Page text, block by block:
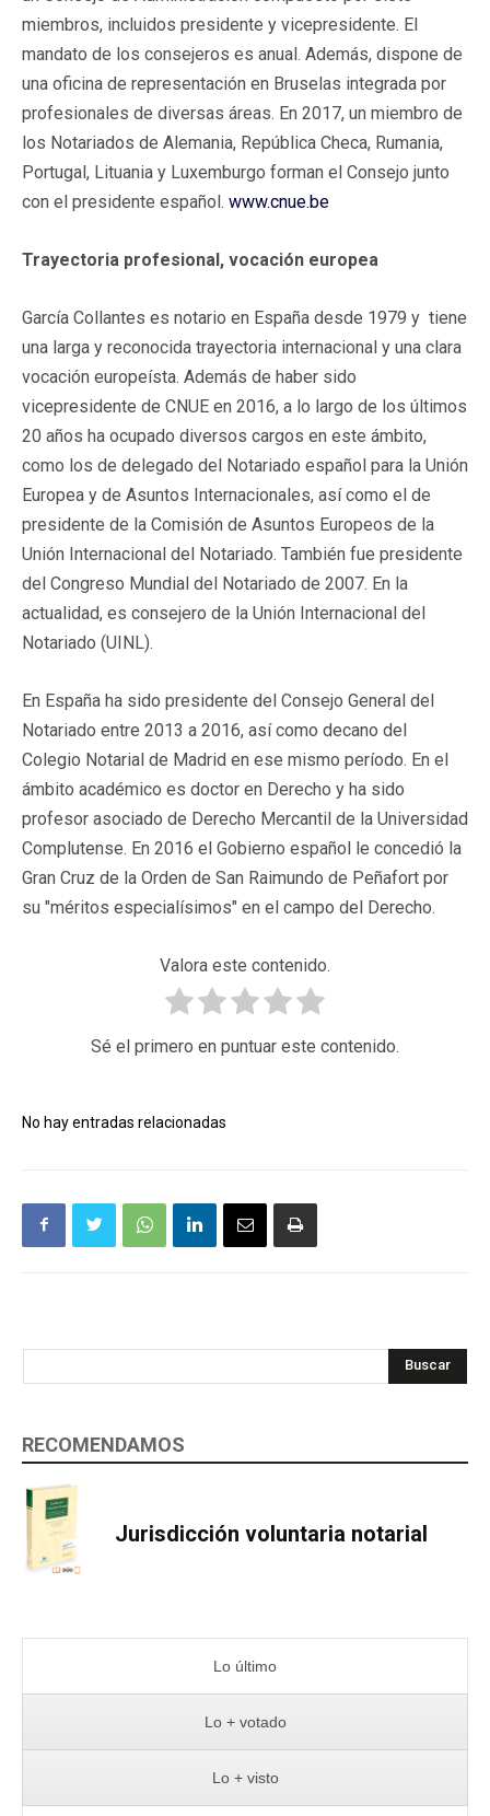
miembros, incluidos presidente y vicepresidente. El
mandato de los consejeros es anual. Además, dispone de
una oficina de representación en Bruselas integrada por
profesionales de diversas áreas. En 2017, un miembro de
los Notariados de Alemania, República Checa, Rumania,
Portugal, Lituania y Luxemburgo forman el Consejo junto
con el presidente español. www.cnue.be
Trayectoria profesional, vocación europea
García Collantes es notario en España desde 1979 y tiene
una larga y reconocida trayectoria internacional y una clara
vocación europeísta. Además de haber sido
vicepresidente de CNUE en 2016, a lo largo de los últimos
20 años ha ocupado diversos cargos en este ámbito,
como los de delegado del Notariado español para la Unión
Europea y de Asuntos Internacionales, así como el de
presidente de la Comisión de Asuntos Europeos de la
Unión Internacional del Notariado. También fue presidente
del Congreso Mundial del Notariado de 2007. En la
actualidad, es consejero de la Unión Internacional del
Notariado (UINL).
En España ha sido presidente del Consejo General del
Notariado entre 2013 a 2016, así como decano del
Colegio Notarial de Madrid en ese mismo período. En el
ámbito académico es doctor en Derecho y ha sido
profesor asociado de Derecho Mercantil de la Universidad
Complutense. En 2016 el Gobierno español le concedió la
Gran Cruz de la Orden de San Raimundo de Peñafort por
su "méritos especialísimos" en el campo del Derecho.
Valora este contenido.
Sé el primero en puntuar este contenido.
No hay entradas relacionadas
Buscar
RECOMENDAMOS
Jurisdicción voluntaria notarial
Lo último
Lo + votado
Lo + visto